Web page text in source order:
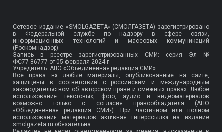
Сетевое издание «SMOLGAZETA» (СМОЛГАЗЕТА) зарегистрировано
в Федеральной службе по надзору в сфере связи,
информационных технологий и массовых коммуникаций
(Роскомнадзор).
Запись в реестре зарегистрированных СМИ: серия Эл №
ФС77-86777 от 05 февраля 2024 г.
Учредитель: АНО «Объединенная редакция СМИ».
Все права на любые материалы, опубликованные на сайте,
защищены в соответствии с российским и международным
законодательством об авторском праве и смежных правах. Любое
использование текстовых, фото, аудио и видеоматериалов
возможно только с согласия правообладателя (АНО
«Объединённая редакция СМИ»). При частичном или полном
использовании материалов активная гиперссылка на издание
smolgazeta.ru обязательна.